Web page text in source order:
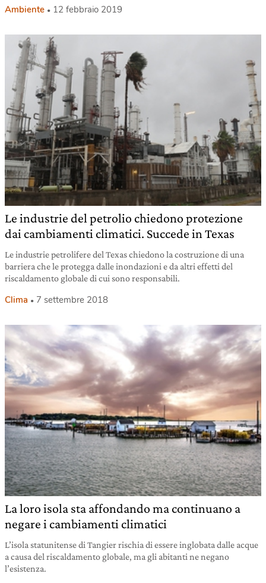
Ambiente 12 febbraio 2019
Le industrie del petrolio chiedono protezione
dai cambiamenti climatici. Succede in Texas
Le industrie petrolifere del Texas chiedono la costruzione di una
barriera che le protegga dalle inondazioni e da altri effetti del
riscaldamento globale di cui sono responsabili.
Clima 7 settembre 2018
La loro isola sta affondando ma continuano a
negare i cambiamenti climatici
L’isola statunitense di Tangier rischia di essere inglobata dalle acque
a causa del riscaldamento globale, ma gli abitanti ne negano
l’esistenza.